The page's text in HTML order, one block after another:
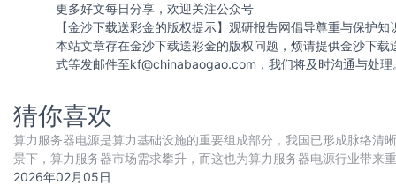
更多好文每日分享，欢迎关注公众号
【金沙下载送彩金的版权提示】观研报告网倡导尊重与保护
本站文章存在金沙下载送彩金的版权问题，烦请提供金沙下
式等发邮件至kf@chinabaogao.com ，我们将及时沟通与处理
猜你喜欢
算力服务器电源是算力基础设施的重要组成部分，我国已形成脉络清
景下，算力服务器市场需求攀升，而这也为算力服务器电源行业带来
重要动力。目前国内厂商正积极布局，行业竞争
2026年02月05日